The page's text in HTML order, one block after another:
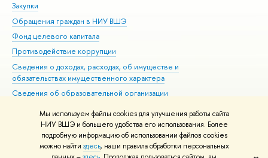
Мы используем файлы cookies для улучшения работы сайта
НИУ ВШЭ и большего удобства его использования. Более
подробную информацию об использовании файлов cookies
можно найти здесь, наши правила обработки персональных
Закупки
Обращения граждан в НИУ ВШЭ
Фонд целевого капитала
Противодействие коррупции
Сведения о доходах, расходах, об имуществе и
обязательствах имущественного характера
Сведения об образовательной организации
Людям с ограниченными возможностями здоровья
Единая платежная страница
Работа в Вышке